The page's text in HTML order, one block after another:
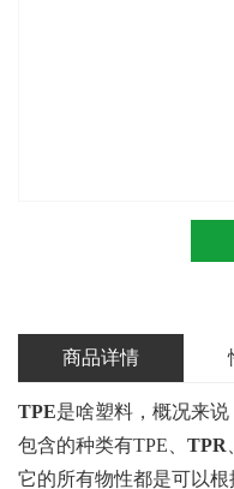
商品详情
TPE是啥塑料，概况来说
包含的种类有TPE、 TPR
它的所有物性都是可以